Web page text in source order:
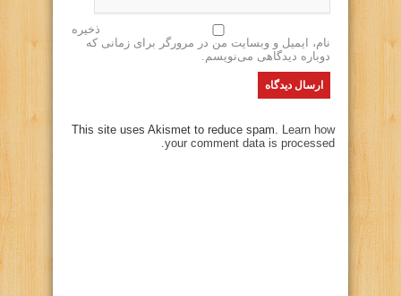
ذخیره
نام، ایمیل و وبسایت من در مرورگر برای زمانی که
دوباره دیدگاهی می‌نویسم.
This site uses Akismet to reduce spam. Learn how
your comment data is processed.